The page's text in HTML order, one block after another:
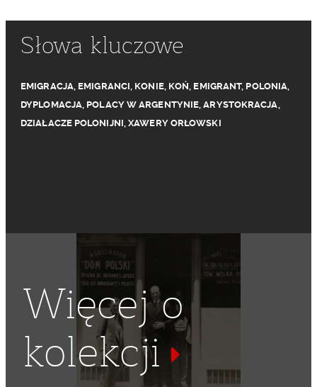
Słowa kluczowe
EMIGRACJA, EMIGRANCI, KONIE, KOŃ, EMIGRANT, POLONIA,
DYPLOMACJA, POLACY W ARGENTYNIE,ARYSTOKRACJA,
DZIAŁACZE POLONIJNI,XAWERY ORŁOWSKI
Więcej o
kolekcji